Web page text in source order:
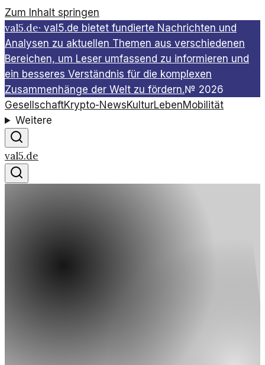
Zum Inhalt springen
val5.de· val5.de bietet fundierte Nachrichten und
Analysen zu aktuellen Themen aus verschiedenen
Bereichen, um Leser umfassend zu informieren und
ein besseres Verständnis für die komplexen
Zusammenhänge der Welt zu fördern.№ 2026
GesellschaftKrypto-NewsKulturLebenMobilität
Weitere
val5.de